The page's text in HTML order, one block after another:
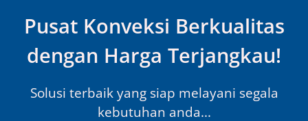
Pusat Konveksi Berkualitas
dengan Harga Terjangkau!
Solusi terbaik yang siap melayani segala
kebutuhan anda...